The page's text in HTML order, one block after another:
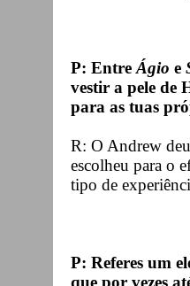
P: Entre Ágio e
vestir a pele de
para as tuas
R: O Andrew
escolheu para o
tipo de
P: Referes um
que por vezes